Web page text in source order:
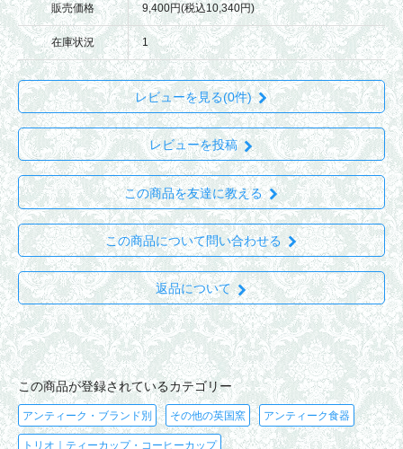
販売価格 9,400円(税込10,340円)
在庫状況 1
レビューを見る(0件)
レビューを投稿
この商品を友達に教える
この商品について問い合わせる
返品について
この商品が登録されているカテゴリー
アンティーク・ブランド別 その他の英国窯 アンティーク食器
トリオ｜ティーカップ・コーヒーカップ